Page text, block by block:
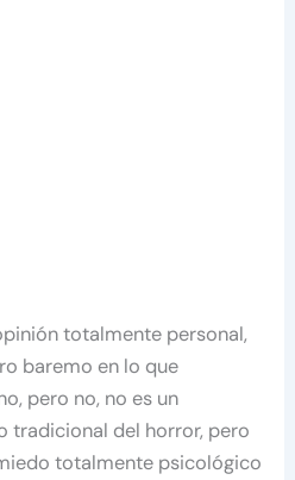
totalmente personal,
baremo en lo que
pero no, no es un
tradicional del horror, pero
totalmente psicológico